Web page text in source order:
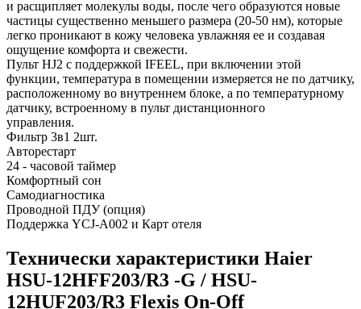
и расщипляет молекулы воды, после чего образуются новые
частицы существенно меньшего размера (20-50 нм), которые
легко проникают в кожу человека увлажняя ее и создавая
ощущение комфорта и свежести.
Пульт HJ2 с поддержкой IFEEL, при включении этой
функции, температура в помещении измеряется не по датчику,
расположенному во внутреннем блоке, а по температурному
датчику, встроенному в пульт дистанционного
управления.
Фильтр 3в1 2шт.
Авторестарт
24 - часовой таймер
Комфортный сон
Самодиагностика
Проводной ПДУ (опция)
Поддержка YCJ-A002 и Карт отеля
Технически характеристики Haier
HSU-12HFF203/R3 -G / HSU-
12HUF203/R3 Flexis On-Off